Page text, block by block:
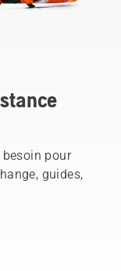
pour
guides,